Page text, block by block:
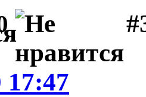
17:47